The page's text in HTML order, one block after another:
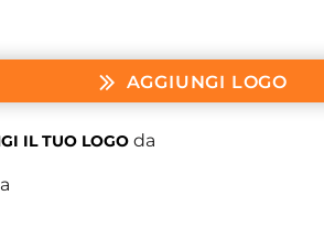
AGGIUNGI LOGO
IL TUO LOGO da